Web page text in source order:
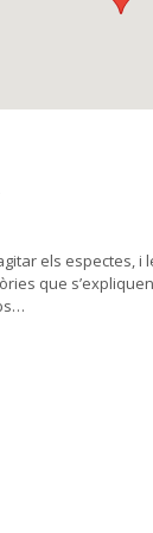
els espectes, i
que